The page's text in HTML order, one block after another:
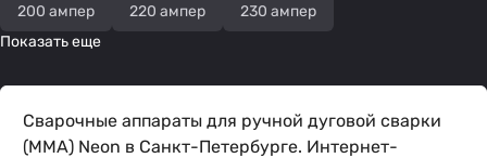
200 ампер 220 ампер
230 ампер
Показать еще
Сварочные аппараты для ручной дуговой сварки
(MMA) Neon в Санкт-Петербурге. Интернет-